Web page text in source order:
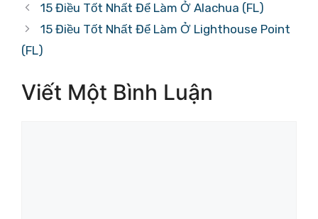
15 Điều Tốt Nhất Để Làm Ở Alachua (FL)
15 Điều Tốt Nhất Để Làm Ở Lighthouse Point
(FL)
Viết Một Bình Luận